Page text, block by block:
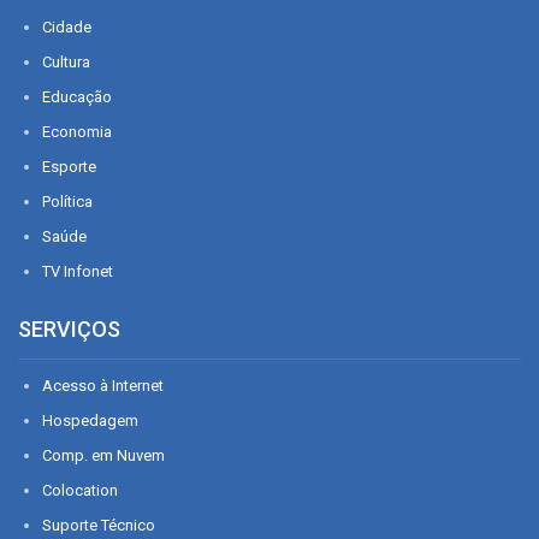
Cidade
Cultura
Educação
Economia
Esporte
Política
Saúde
TV Infonet
SERVIÇOS
Acesso à Internet
Hospedagem
Comp. em Nuvem
Colocation
Suporte Técnico